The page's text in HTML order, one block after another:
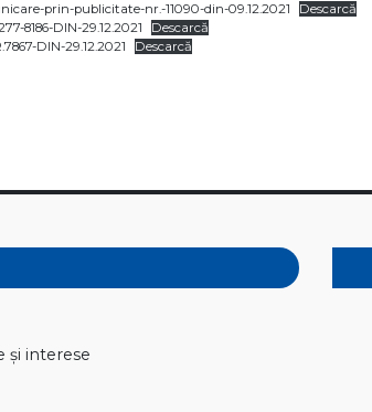
prin-publicitate-nr.-11090-din-09.12.2021
Descarcă
8186-DIN-29.12.2021
Descarcă
DIN-29.12.2021
Descarcă
și interese